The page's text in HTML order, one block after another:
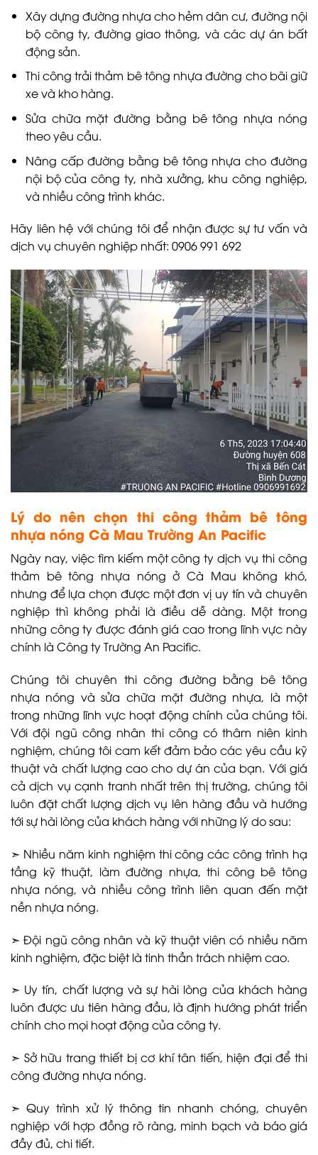
Xây dựng đường nhựa cho hẻm dân cư, đường nội
bộ công ty, đường giao thông, và các dự án bất
động sản.
Thi công trải thảm bê tông nhựa đường cho bãi giữ
xe và kho hàng.
Sửa chữa mặt đường bằng bê tông nhựa nóng
theo yêu cầu.
Nâng cấp đường bằng bê tông nhựa cho đường
nội bộ của công ty, nhà xưởng, khu công nghiệp,
và nhiều công trình khác.
Hãy liên hệ với chúng tôi để nhận được sự tư vấn và
dịch vụ chuyên nghiệp nhất: 0906 991 692
Lý do nên chọn thi công thảm bê tông
nhựa nóng Cà Mau Trường An Pacific
Ngày nay, việc tìm kiếm một công ty dịch vụ thi công
thảm bê tông nhựa nóng ở Cà Mau không khó,
nhưng để lựa chọn được một đơn vị uy tín và chuyên
nghiệp thì không phải là điều dễ dàng. Một trong
những công ty được đánh giá cao trong lĩnh vực này
chính là Công ty Trường An Pacific.
Chúng tôi chuyên thi công đường bằng bê tông
nhựa nóng và sửa chữa mặt đường nhựa, là một
trong những lĩnh vực hoạt động chính của chúng tôi.
Với đội ngũ công nhân thi công có thâm niên kinh
nghiệm, chúng tôi cam kết đảm bảo các yêu cầu kỹ
thuật và chất lượng cao cho dự án của bạn. Với giá
cả dịch vụ cạnh tranh nhất trên thị trường, chúng tôi
luôn đặt chất lượng dịch vụ lên hàng đầu và hướng
tới sự hài lòng của khách hàng với những lý do sau:
➣ Nhiều năm kinh nghiệm thi công các công trình hạ
tầng kỹ thuật, làm đường nhựa, thi công bê tông
nhựa nóng, và nhiều công trình liên quan đến mặt
nền nhựa nóng.
➣ Đội ngũ công nhân và kỹ thuật viên có nhiều năm
kinh nghiệm, đặc biệt là tinh thần trách nhiệm cao.
➣ Uy tín, chất lượng và sự hài lòng của khách hàng
luôn được ưu tiên hàng đầu, là định hướng phát triển
chính cho mọi hoạt động của công ty.
➣ Sở hữu trang thiết bị cơ khí tân tiến, hiện đại để thi
công đường nhựa nóng.
➣ Quy trình xử lý thông tin nhanh chóng, chuyên
nghiệp với hợp đồng rõ ràng, minh bạch và báo giá
đầy đủ, chi tiết.